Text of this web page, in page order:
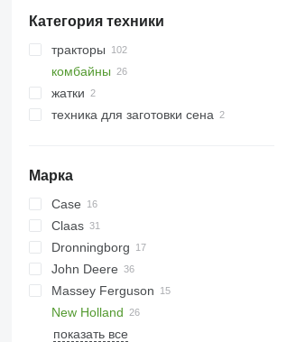
Категория техники
тракторы
тракторы колесные
комбайны
зерноуборочные комбайны
кормоуборочные комбайны
жатки
жатки зерновые
техника для заготовки сена
Марка
2388
8010
9120
Case
Claas
Dominator
Jaguar
Lexion
Mega
Dronningborg
D-series
John Deere
965
2054
7250
Big X
Massey Ferguson
38
40
New Holland
CR
показать все